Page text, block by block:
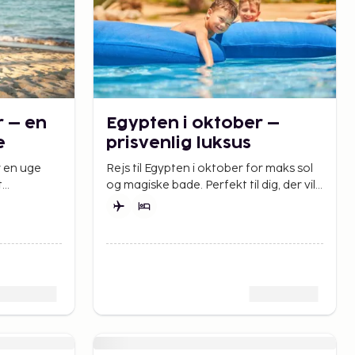
– en
uge
Egypten i oktober –
prisvenlig luksus
Rejs til Egypten i oktober for maks sol
og magiske bade. Perfekt til dig, der vil
have All Inclusive og snorkling i